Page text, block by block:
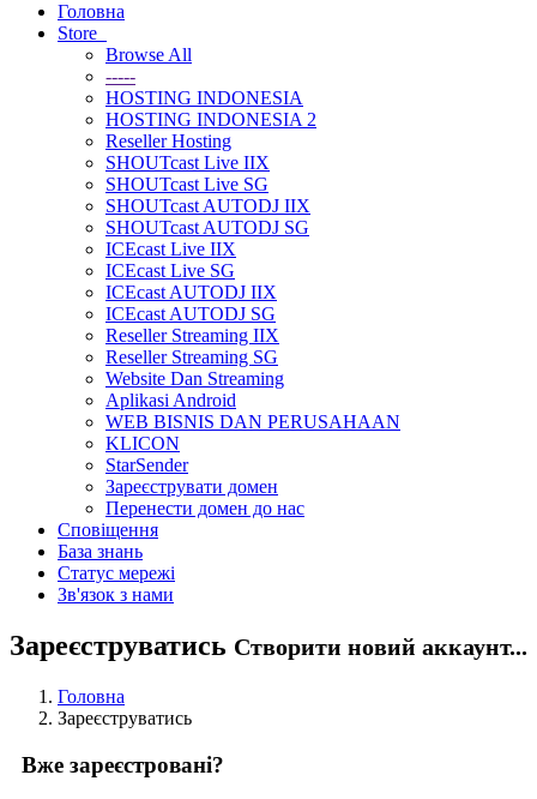
Головна
Store
Browse All
-----
HOSTING INDONESIA
HOSTING INDONESIA 2
Reseller Hosting
SHOUTcast Live IIX
SHOUTcast Live SG
SHOUTcast AUTODJ IIX
SHOUTcast AUTODJ SG
ICEcast Live IIX
ICEcast Live SG
ICEcast AUTODJ IIX
ICEcast AUTODJ SG
Reseller Streaming IIX
Reseller Streaming SG
Website Dan Streaming
Aplikasi Android
WEB BISNIS DAN PERUSAHAAN
KLICON
StarSender
Зареєструвати домен
Перенести домен до нас
Сповіщення
База знань
Статус мережі
Зв'язок з нами
Зареєструватись Створити новий аккаунт...
Головна
Зареєструватись
Вже зареєстровані?